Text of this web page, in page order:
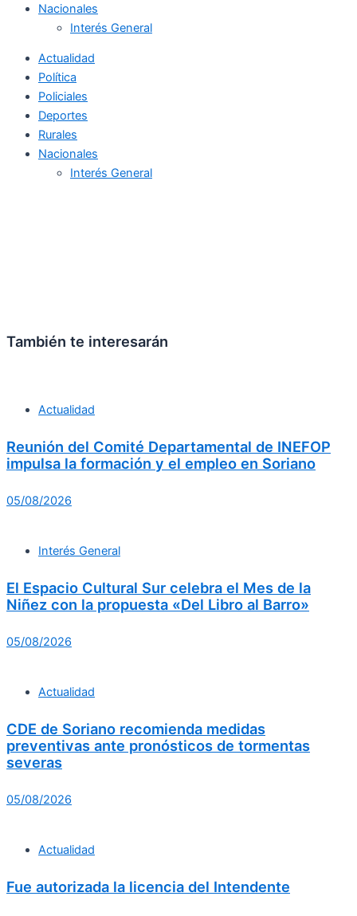
Nacionales
Interés General
Actualidad
Política
Policiales
Deportes
Rurales
Nacionales
Interés General
También te interesarán
Actualidad
Reunión del Comité Departamental de INEFOP
impulsa la formación y el empleo en Soriano
05/08/2026
Interés General
El Espacio Cultural Sur celebra el Mes de la
Niñez con la propuesta «Del Libro al Barro»
05/08/2026
Actualidad
CDE de Soriano recomienda medidas
preventivas ante pronósticos de tormentas
severas
05/08/2026
Actualidad
Fue autorizada la licencia del Intendente